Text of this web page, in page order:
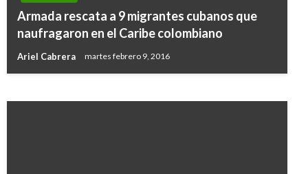
Armada rescata a 9 migrantes cubanos que
naufragaron en el Caribe colombiano
Ariel Cabrera martes febrero 9, 2016
Se reactivan visitas en establecimientos